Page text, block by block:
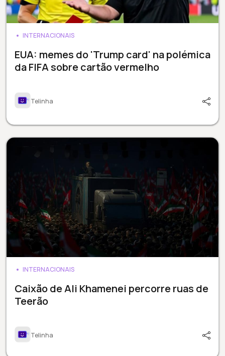
INTERNACIONAIS
EUA: memes do 'Trump card' na polémica
da FIFA sobre cartão vermelho
Telinha
INTERNACIONAIS
Caixão de Ali Khamenei percorre ruas de
Teerão
Telinha